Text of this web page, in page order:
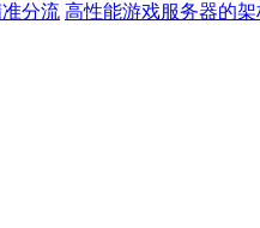
分流 高性能游戏服务器的